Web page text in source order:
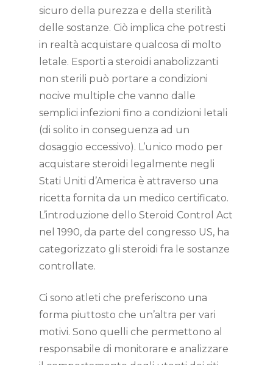
sicuro della purezza e della sterilità
delle sostanze. Ciò implica che potresti
in realtà acquistare qualcosa di molto
letale. Esporti a steroidi anabolizzanti
non sterili può portare a condizioni
nocive multiple che vanno dalle
semplici infezioni fino a condizioni letali
(di solito in conseguenza ad un
dosaggio eccessivo). L’unico modo per
acquistare steroidi legalmente negli
Stati Uniti d’America è attraverso una
ricetta fornita da un medico certificato.
L’introduzione dello Steroid Control Act
nel 1990, da parte del congresso US, ha
categorizzato gli steroidi fra le sostanze
controllate.
Ci sono atleti che preferiscono una
forma piuttosto che un’altra per vari
motivi. Sono quelli che permettono al
responsabile di monitorare e analizzare